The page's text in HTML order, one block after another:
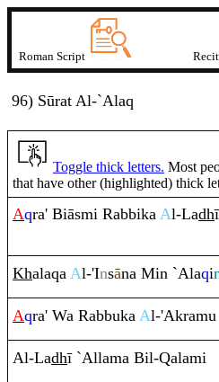
Roman Script
96) Sūrat Al-`Alaq
Toggle thick letters. Most
that have other (highlighted) thick
Aqra' Biāsmi Rabbika Al-Ladhī
Khalaqa Al-'Insāna Min `Alaqi
Aqra' Wa Rabbuka Al-'Akramu
Al-Ladhī `Allama Bil-Qalami